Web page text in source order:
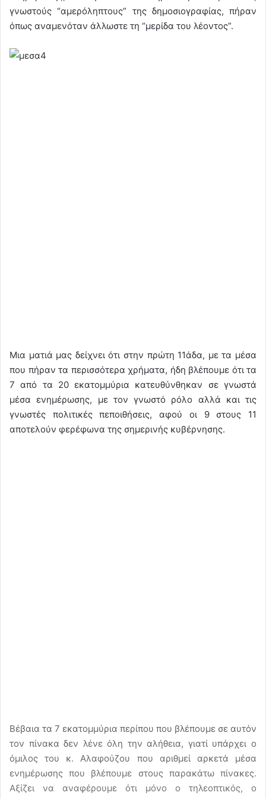
γνωστούς “αμερόληπτους” της δημοσιογραφίας, πήραν
όπως αναμενόταν άλλωστε τη “μερίδα του λέοντος”.
Μια ματιά μας δείχνει ότι στην πρώτη 11άδα, με τα μέσα
που πήραν τα περισσότερα χρήματα, ήδη βλέπουμε ότι τα
7 από τα 20 εκατομμύρια κατευθύνθηκαν σε γνωστά
μέσα ενημέρωσης, με τον γνωστό ρόλο αλλά και τις
γνωστές πολιτικές πεποιθήσεις, αφού οι 9 στους 11
αποτελούν φερέφωνα της σημερινής κυβέρνησης.
Βέβαια τα 7 εκατομμύρια περίπου που βλέπουμε σε αυτόν
τον πίνακα δεν λένε όλη την αλήθεια, γιατί υπάρχει ο
όμιλος του κ. Αλαφούζου που αριθμεί αρκετά μέσα
ενημέρωσης που βλέπουμε στους παρακάτω πίνακες.
Αξίζει να αναφέρουμε ότι μόνο ο τηλεοπτικός, ο